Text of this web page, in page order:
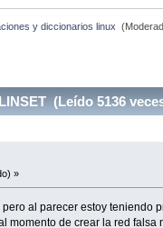
y diccionarios linux
(Leído 5136
»
al parecer estoy teniendo
momento de crear la red